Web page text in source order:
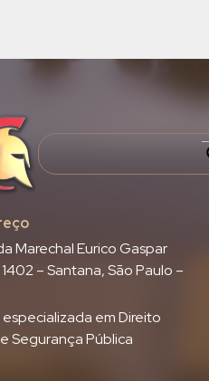
Marechal Eurico Gaspar
– Santana, São Paulo –
em Direito
Segurança Pública